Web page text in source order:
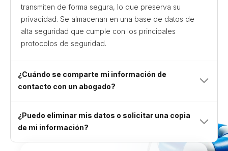
transmiten de forma segura, lo que preserva su
privacidad. Se almacenan en una base de datos de
alta seguridad que cumple con los principales
protocolos de seguridad.
¿Cuándo se comparte mi información de
contacto con un abogado?
¿Puedo eliminar mis datos o solicitar una copia
de mi información?